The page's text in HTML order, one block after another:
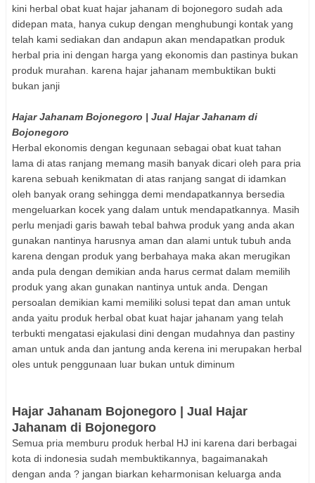
kini herbal obat kuat hajar jahanam di bojonegoro sudah ada
didepan mata, hanya cukup dengan menghubungi kontak yang
telah kami sediakan dan andapun akan mendapatkan produk
herbal pria ini dengan harga yang ekonomis dan pastinya bukan
produk murahan. karena hajar jahanam membuktikan bukti
bukan janji
Hajar Jahanam Bojonegoro | Jual Hajar Jahanam di
Bojonegoro
Herbal ekonomis dengan kegunaan sebagai obat kuat tahan
lama di atas ranjang memang masih banyak dicari oleh para pria
karena sebuah kenikmatan di atas ranjang sangat di idamkan
oleh banyak orang sehingga demi mendapatkannya bersedia
mengeluarkan kocek yang dalam untuk mendapatkannya. Masih
perlu menjadi garis bawah tebal bahwa produk yang anda akan
gunakan nantinya harusnya aman dan alami untuk tubuh anda
karena dengan produk yang berbahaya maka akan merugikan
anda pula dengan demikian anda harus cermat dalam memilih
produk yang akan gunakan nantinya untuk anda. Dengan
persoalan demikian kami memiliki solusi tepat dan aman untuk
anda yaitu produk herbal obat kuat hajar jahanam yang telah
terbukti mengatasi ejakulasi dini dengan mudahnya dan pastiny
aman untuk anda dan jantung anda kerena ini merupakan herbal
oles untuk penggunaan luar bukan untuk diminum
Hajar Jahanam Bojonegoro | Jual Hajar
Jahanam di Bojonegoro
Semua pria memburu produk herbal HJ ini karena dari berbagai
kota di indonesia sudah membuktikannya, bagaimanakah
dengan anda ? jangan biarkan keharmonisan keluarga anda